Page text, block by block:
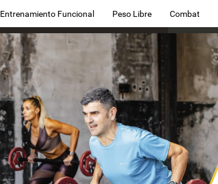
Entrenamiento Funcional Peso Libre Combat